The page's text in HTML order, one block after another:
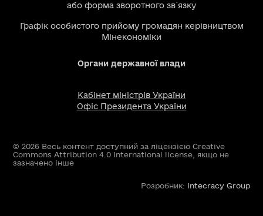
або форма зворотного зв`язку
Графік особистого прийому громадян керівництвом
Мінекономіки
Органи державної влади
Кабінет міністрів України
Офіс Президента України
© 2026 Весь контент доступний за ліцензією Creative
Commons Attribution 4.0 International license, якщо не
зазначено інше
Розробник: Intecracy Group